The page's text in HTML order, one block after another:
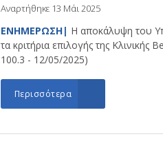
Αναρτήθηκε 13 Μάι 2025
ΕΝΗΜΕΡΩΣΗ| Η αποκάλυψη του
τα κριτήρια επιλογής της Κλινικής
100.3 - 12/05/2025)
Περισσότερα